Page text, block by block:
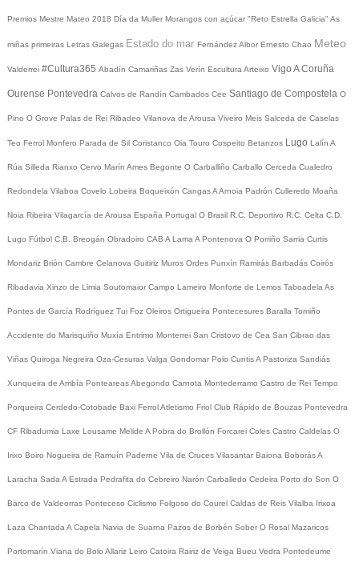
Premios Mestre Mateo 2018 Día da Muller Morangos con açúcar "Reto Estrella Galicia" As
miñas primeiras Letras Galegas Estado do mar Fernández Albor Ernesto Chao Meteo
Valderrei #Cultura365 Abadín Camariñas Zas Verín Escultura Arteixo Vigo A Coruña
Ourense Pontevedra Calvos de Randín Cambados Cee Santiago de Compostela O
Pino O Grove Palas de Rei Ribadeo Vilanova de Arousa Viveiro Meis Salceda de Caselas
Teo Ferrol Monfero Parada de Sil Coristanco Oia Touro Cospeito Betanzos Lugo Lalín A
Rúa Silleda Rianxo Cervo Marín Ames Begonte O Carballiño Carballo Cerceda Cualedro
Redondela Vilaboa Covelo Lobeira Boqueixón CangasA Arnoia Padrón Culleredo Moaña
Noia Ribeira Vilagarcía de Arousa España Portugal O Brasil R.C. Deportivo R.C. Celta C.D.
Lugo Fútbol C.B. Breogán Obradoiro CAB A Lama A Pontenova O Porriño Sarria Curtis
Mondariz Brión Cambre Celanova Guitiriz Muros Ordes Punxín Ramirás Barbadás Coirós
Ribadavia Xinzo de Limia Soutomaior Campo Lameiro Monforte de Lemos Taboadela As
Pontes de García Rodríguez Tui Foz Oleiros Ortigueira Pontecesures Baralla Tomiño
Accidente do Marisquiño Muxía Entrimo Monterrei San Cristovo de Cea San Cibrao das
Viñas Quiroga Negreira Oza-Cesuras Valga Gondomar Poio CuntisA Pastoriza Sandiás
Xunqueira de Ambía PonteareasAbegondo Carnota Montederramo Castro de Rei Tempo
Porqueira Cerdedo-Cotobade Baxi FerrolAtletismo Friol Club Rápido de Bouzas Pontevedra
CF Ribadumia Laxe Lousame Melide A Pobra do Brollón Forcarei Coles Castro Caldelas O
Irixo Boiro Nogueira de Ramuín Paderne Vila de Cruces Vilasantar Baiona BoborásA
Laracha Sada A Estrada Pedrafita do Cebreiro Narón Carballedo Cedeira Porto do Son O
Barco de Valdeorras Ponteceso Ciclismo Folgoso do Courel Caldas de Reis Vilalba Irixoa
Laza Chantada A Capela Navia de Suarna Pazos de Borbén Sober O Rosal Mazaricos
Portomarín Viana do Bolo Allariz Leiro Catoira Rairiz de Veiga Bueu Vedra Pontedeume